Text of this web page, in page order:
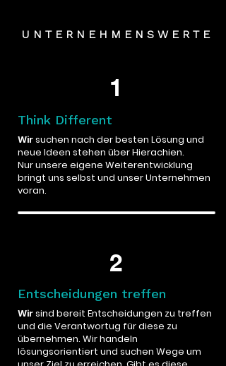
U N T E R N E H M E N S W E R T E
1
Think Different
Wirsuchen nach der besten Lösung und
neue Ideen stehen über Hierachien.
Nur unsere eigene Weiterentwicklung
bringt uns selbst und unser Unternehmen
voran.
2
Entscheidungen treffen
Wirsind bereit Entscheidungen zu treffen
und die Verantwortug für diese zu
übernehmen. Wir handeln
lösungsorientiert und suchen Wege um